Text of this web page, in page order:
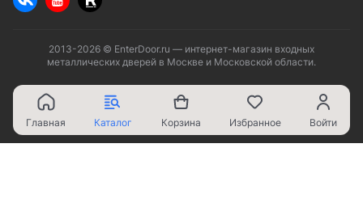
2013-2026 © EnterDoor.ru — интернет-магазин входных
металлических дверей в Москве и Московской области.
Главная Каталог Корзина Избранное Войти